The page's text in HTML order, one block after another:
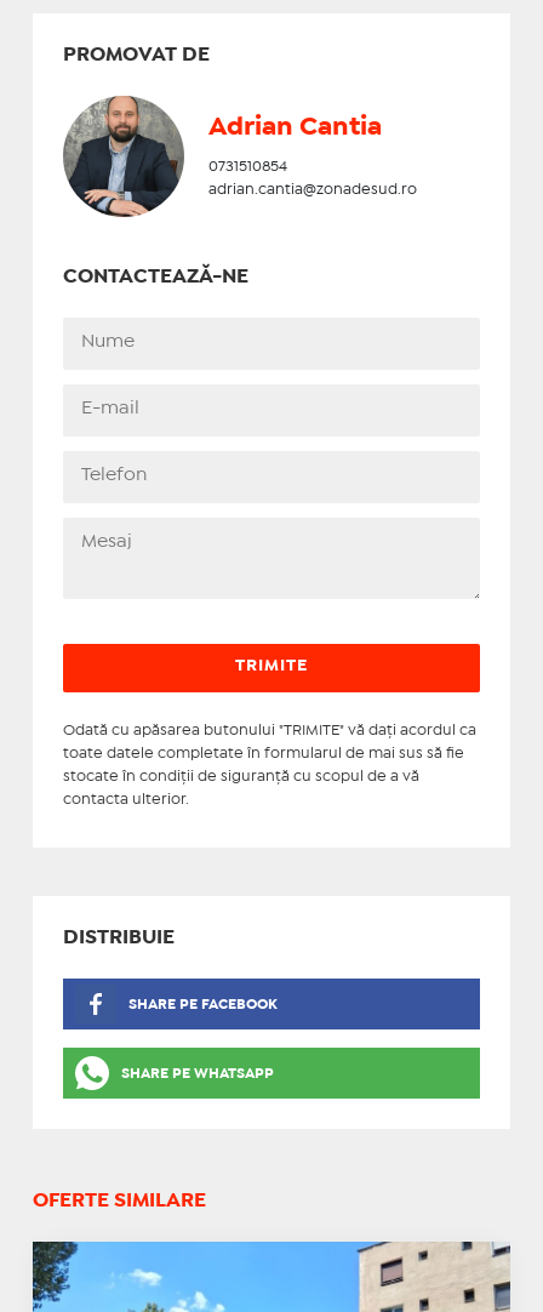
PROMOVAT DE
Adrian Cantia
0731510854
adrian.cantia@zonadesud.ro
CONTACTEAZĂ-NE
Odată cu apăsarea butonului "TRIMITE" vă daţi acordul ca
toate datele completate în formularul de mai sus să fie
stocate în condiţii de siguranţă cu scopul de a vă
contacta ulterior.
DISTRIBUIE
SHARE PE FACEBOOK
SHARE PE WHATSAPP
OFERTE SIMILARE